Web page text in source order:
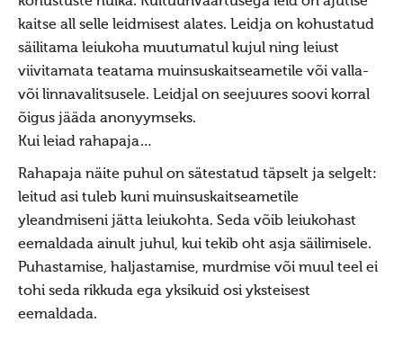
Hiitest
Hiitest
Hiite konverents
Dokumendid
Pöördumine looduslike pühapaikade kaitseks
Hiied
Mahu kihelkond
kaitse all selle leidmisest alates. Leidja on kohustatud
säilitama leiukoha muutumatul kujul ning leiust
viivitamata teatama muinsuskaitseametile või valla-
või linnavalitsusele. Leidjal on seejuures soovi korral
õigus jääda anonyymseks.
Kui leiad rahapaja…
Rahapaja näite puhul on sätestatud täpselt ja selgelt:
leitud asi tuleb kuni muinsuskaitseametile
yleandmiseni jätta leiukohta. Seda võib leiukohast
eemaldada ainult juhul, kui tekib oht asja säilimisele.
Puhastamise, haljastamise, murdmise või muul teel ei
tohi seda rikkuda ega yksikuid osi yksteisest
eemaldada.